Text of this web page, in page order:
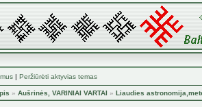
| Peržiūrėti aktyvias temas
» Aušrinės, VARINIAI VARTAI » Liaudies